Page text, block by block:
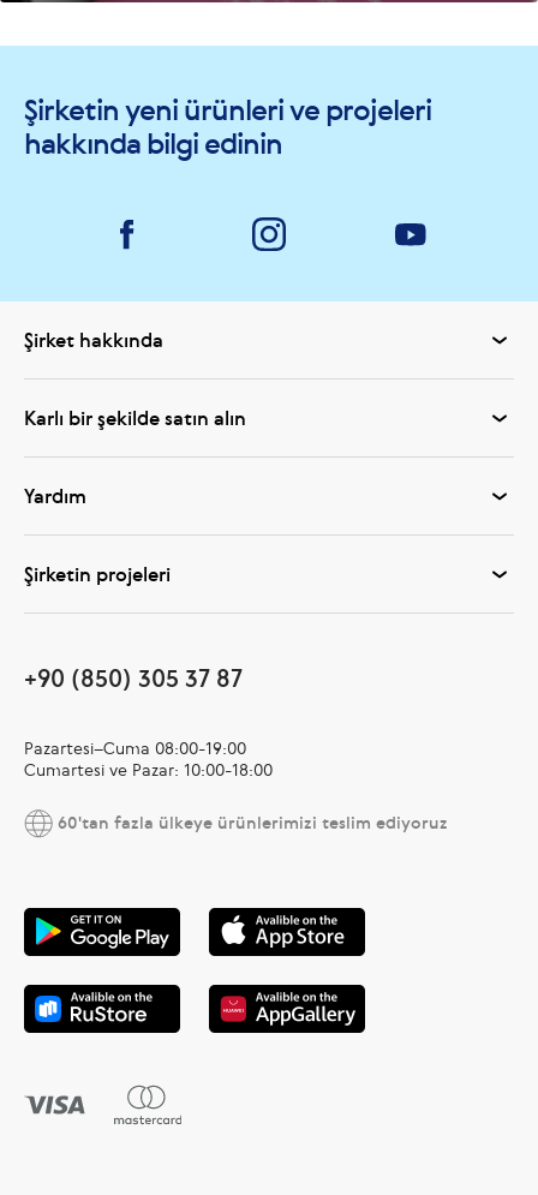
Şirketin yeni ürünleri ve projeleri
hakkında bilgi edinin
Şirket hakkında
Karlı bir şekilde satın alın
Yardım
Şirketin projeleri
+90 (850) 305 37 87
Pazartesi–Cuma 08:00-19:00
Cumartesi ve Pazar: 10:00-18:00
60'tan fazla ülkeye ürünlerimizi teslim ediyoruz